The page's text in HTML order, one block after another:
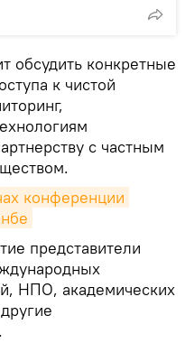
обсудить конкретные
к чистой
с частным
конференции
представители
НПО, академических